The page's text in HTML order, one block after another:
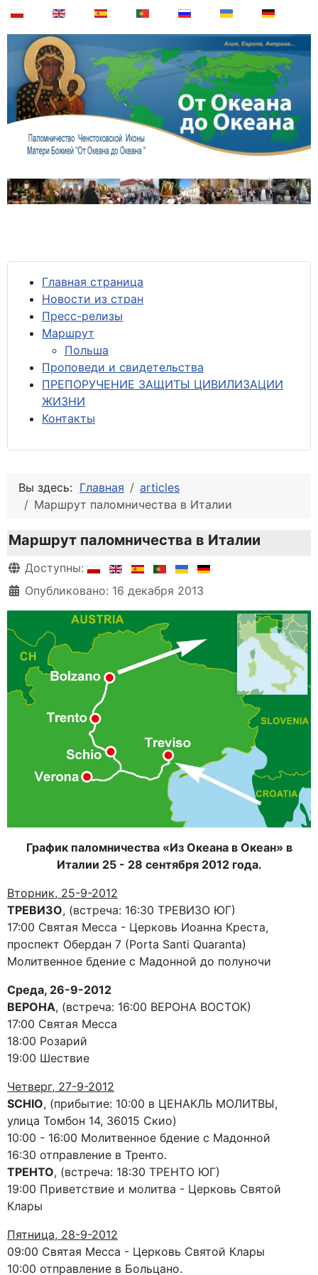
Главная страница
Новости из стран
Пресс-релизы
Маршрут
Польша
Проповеди и свидетельства
ПРЕПОРУЧЕНИЕ ЗАЩИТЫ ЦИВИЛИЗАЦИИ
ЖИЗНИ
Контакты
Вы здесь: Главная
articles
Маршрут паломничества в Италии
Маршрут паломничества в Италии
Информация о материале
Доступны:
Опубликовано: 16 декабря 2013
График паломничества «Из Океана в Океан» в
Италии 25 - 28 сентября 2012 года.
Вторник, 25-9-2012
ТРЕВИЗО, (встреча: 16:30 ТРЕВИЗО ЮГ)
17:00 Святая Месса - Церковь Иоанна Креста,
проспект Обердан 7 (Porta Santi Quaranta)
Молитвенное бдение с Мадонной до полуночи
Среда, 26-9-2012
ВЕРОНА, (встреча: 16:00 ВЕРОНА ВОСТОК)
17:00 Святая Месса
18:00 Розарий
19:00 Шествие
Четверг, 27-9-2012
SCHIO, (прибытие: 10:00 в ЦЕНАКЛЬ МОЛИТВЫ,
улица Томбон 14, 36015 Скио)
10:00 - 16:00 Молитвенное бдение с Мадонной
16:30 отправление в Тренто.
ТРЕНТО, (встреча: 18:30 ТРЕНТО ЮГ)
19:00 Приветствие и молитва - Церковь Святой
Клары
Пятница, 28-9-2012
09:00 Святая Месса - Церковь Святой Клары
10:00 отправление в Больцано.